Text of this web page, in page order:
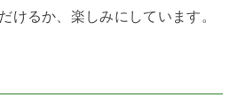
けるか、楽しみにしています。